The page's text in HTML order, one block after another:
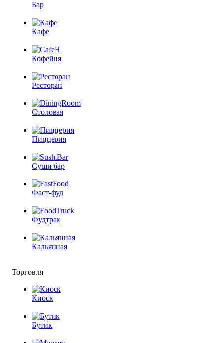
Бар
Кафе
Кофейня
Ресторан
Столовая
Пиццерия
Суши бар
Фаст-фуд
Фудтрак
Кальянная
Торговля
Киоск
Бутик